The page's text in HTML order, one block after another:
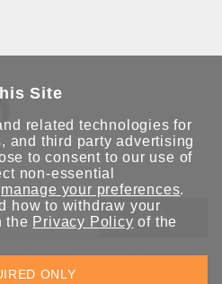
送出
的最新消息。Moxa 非常重視您的
郵件提供給任何人。
Site
related technologies for
and third party advertising
to consent to our use of
non-essential
manage your preferences.
how to withdraw your
the Privacy Policy of the
ONLY